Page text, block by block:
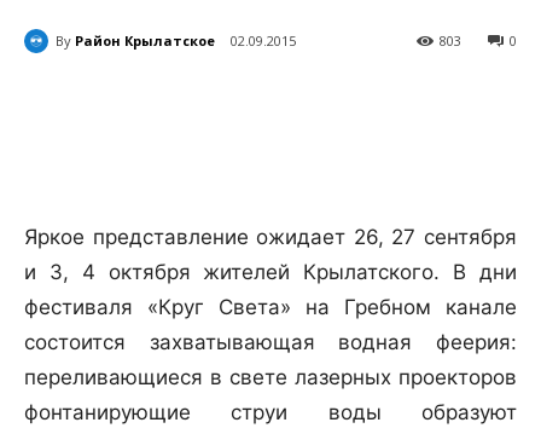
By Район Крылатское 02.09.2015 0
803
Яркое представление ожидает 26, 27 сентября
и 3, 4 октября жителей Крылатского. В дни
фестиваля «Круг Света» на Гребном канале
состоится захватывающая водная феерия:
переливающиеся в свете лазерных проекторов
фонтанирующие струи воды образуют